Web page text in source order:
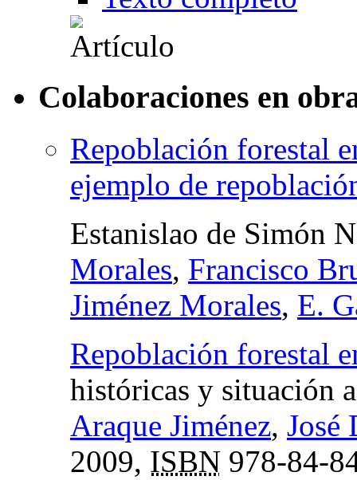
Colaboraciones en
Repoblación forestal
ejemplo de
Estanislao de Simón
Morales, Francisco
Jiménez Morales, E.
Repoblación forestal
históricas y situación
Araque Jiménez, José
2009, ISBN 978-84-